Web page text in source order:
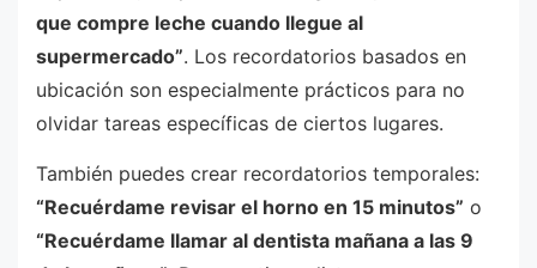
que compre leche cuando llegue al
supermercado”. Los recordatorios basados en
ubicación son especialmente prácticos para no
olvidar tareas específicas de ciertos lugares.
También puedes crear recordatorios temporales:
“Recuérdame revisar el horno en 15 minutos” o
“Recuérdame llamar al dentista mañana a las 9